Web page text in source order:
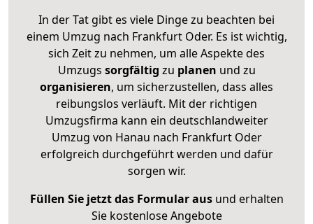
In der Tat gibt es viele Dinge zu beachten bei
einem Umzug nach Frankfurt Oder. Es ist wichtig,
sich Zeit zu nehmen, um alle Aspekte des
Umzugs sorgfältig zu planen und zu
organisieren, um sicherzustellen, dass alles
reibungslos verläuft. Mit der richtigen
Umzugsfirma kann ein deutschlandweiter
Umzug von Hanau nach Frankfurt Oder
erfolgreich durchgeführt werden und dafür
sorgen wir.
Füllen Sie jetzt das Formular ausund erhalten
Sie kostenlose Angebote